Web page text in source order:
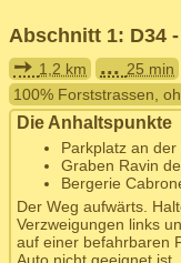
Abschnitt 1: D34
➙ 1,2 km ... 25 min
100% Forststrassen,
Die Anhaltspunkte
Parkplatz an
Graben Ravin
Bergerie
Der Weg aufwärts.
Verzweigungen links
auf einer befahrbaren